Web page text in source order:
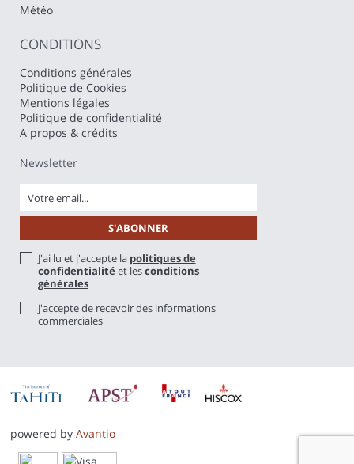
Météo
CONDITIONS
Conditions générales
Politique de Cookies
Mentions légales
Politique de confidentialité
A propos & crédits
Newsletter
J'ai lu et j'accepte la politiques de
confidentialité et lesconditions
générales
J'accepte de recevoir des informations
commerciales
powered by Avantio